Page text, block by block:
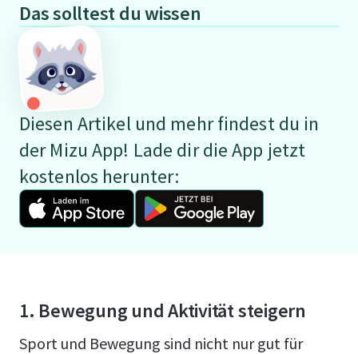
Das solltest du wissen
Diesen Artikel und mehr findest du in
der Mizu App! Lade dir die App jetzt
kostenlos herunter:
1. Bewegung und Aktivität steigern
Sport und Bewegung sind nicht nur gut für